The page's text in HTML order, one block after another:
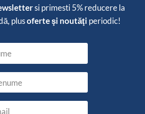
si primesti5% reducerela
plusoferte şi noutăţi periodic!